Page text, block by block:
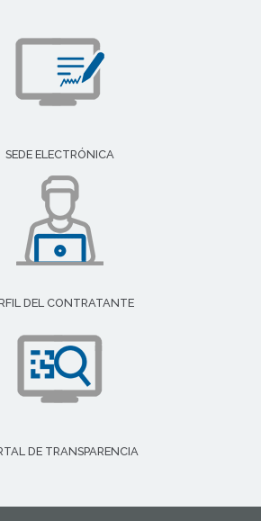
SEDE ELECTRÓNICA
DEL CONTRATANTE
DE TRANSPARENCIA